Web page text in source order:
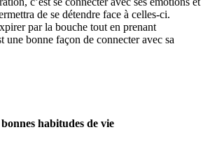
de se détendre face à celles-ci.
par la bouche tout en prenant
une bonne façon de connecter avec sa
habitudes de vie